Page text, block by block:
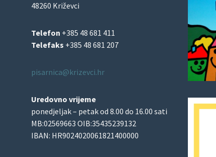
48260 Križevci
Telefon +385 48 681 411
Telefaks +385 48 681 207
pisarnica@krizevci.hr
Uredovno vrijeme
ponedjeljak – petak od 8.00 do 16.00 sati
MB:02569663 OIB:35435239132
IBAN: HR9024020061821400000